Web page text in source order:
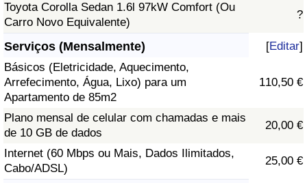
Toyota Corolla Sedan 1.6l 97kW Comfort (Ou
Carro Novo Equivalente)
?
Serviços (Mensalmente) [Editar]
Básicos (Eletricidade, Aquecimento,
Arrefecimento, Água, Lixo) para um
Apartamento de 85m2
110,50 €
Plano mensal de celular com chamadas e mais
de 10 GB de dados
20,00 €
Internet (60 Mbps ou Mais, Dados Ilimitados,
Cabo/ADSL)
25,00 €